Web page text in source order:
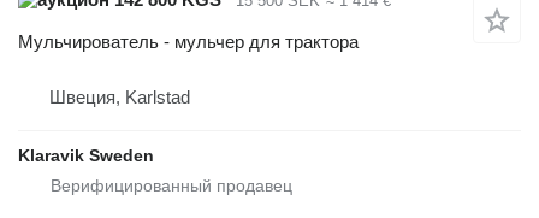
Мульчирователь - мульчер для трактора
Швеция, Karlstad
Klaravik Sweden